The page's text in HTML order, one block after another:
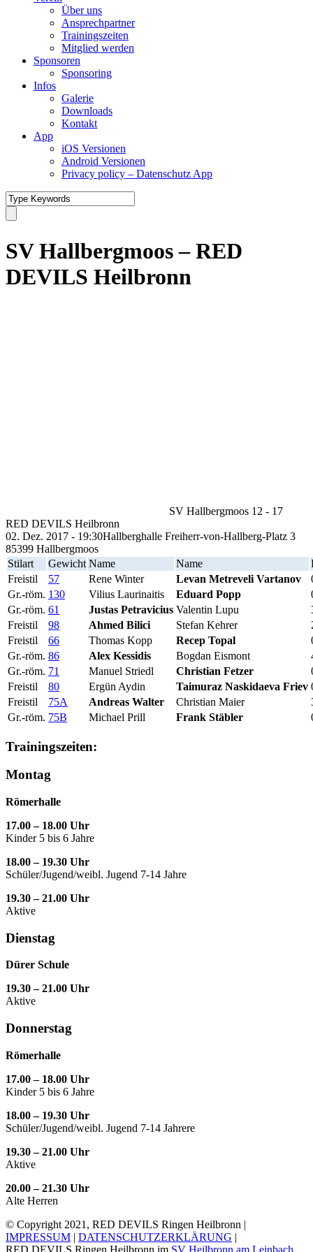
Über uns
Ansprechpartner
Trainingszeiten
Mitglied werden
Sponsoren
Sponsoring
Infos
Galerie
Downloads
Kontakt
App
iOS Versionen
Android Versionen
Privacy policy – Datenschutz App
SV Hallbergmoos – RED
DEVILS Heilbronn
SV Hallbergmoos 12 - 17
RED DEVILS Heilbronn
02. Dez. 2017 - 19:30Hallberghalle Freiherr-von-Hallberg-Platz 3
85399 Hallbergmoos
Stilart
Gewicht Name Name
Freistil
57 Rene Winter Levan Metreveli Vartanov
Gr.-röm. 130 Vilius Laurinaitis Eduard Popp
Gr.-röm. 61 Justas Petravicius Valentin Lupu
Freistil
98 Ahmed Bilici Stefan Kehrer
Freistil
66 Thomas Kopp Recep Topal
Gr.-röm. 86 Alex Kessidis Bogdan Eismont
Gr.-röm. 71 Manuel Striedl Christian Fetzer
Freistil
80 Ergün Aydin Taimuraz Naskidaeva Friev
Freistil
75A Andreas Walter Christian Maier
Gr.-röm. 75B Michael Prill Frank Stäbler
Trainingszeiten:
Montag
Römerhalle
17.00 – 18.00 Uhr
Kinder 5 bis 6 Jahre
18.00 – 19.30 Uhr
Schüler/Jugend/weibl. Jugend 7-14 Jahre
19.30 – 21.00 Uhr
Aktive
Dienstag
Dürer Schule
19.30 – 21.00 Uhr
Aktive
Donnerstag
Römerhalle
17.00 – 18.00 Uhr
Kinder 5 bis 6 Jahre
18.00 – 19.30 Uhr
Schüler/Jugend/weibl. Jugend 7-14 Jahrere
19.30 – 21.00 Uhr
Aktive
20.00 – 21.30 Uhr
Alte Herren
© Copyright 2021, RED DEVILS Ringen Heilbronn |
IMPRESSUM | DATENSCHUTZERKLÄRUNG |
RED DEVILS Ringen Heilbronn im SV Heilbronn am Leinbach